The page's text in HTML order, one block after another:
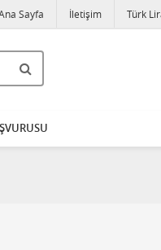
Türk
Sayfa İletişim